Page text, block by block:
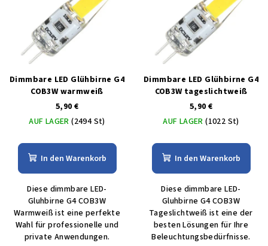
Dimmbare LED Glühbirne G4
COB3W warmweiß
5,90 €
AUF LAGER(2494 St)
In den Warenkorb
Diese dimmbare LED-
Gluhbirne G4 COB3W
Warmweiß ist eine perfekte
Wahl für professionelle und
private Anwendungen.
Dimmbare LED Glühbirne G4
COB3W tageslichtweiß
5,90 €
AUF LAGER(1022 St)
In den Warenkorb
Diese dimmbare LED-
Gluhbirne G4 COB3W
Tageslichtweiß ist eine der
besten Lösungen für Ihre
Beleuchtungsbedürfnisse.